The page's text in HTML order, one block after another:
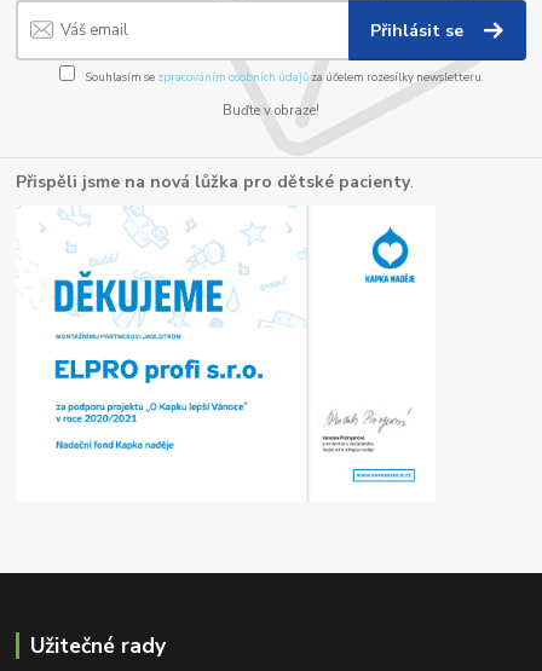
Přihlásit se
Souhlasím se zpracováním osobních údajůza účelem rozesílky newsletteru.
Buďte v obraze!
Přispěli jsme na nová lůžka pro dětské pacienty.
Užitečné rady